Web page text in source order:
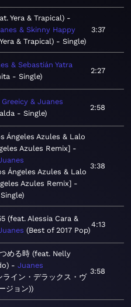
Yera & Trapical)
& Skinny Happy
& Trapical) - Single
3:37
& Sebastián Yatra
- Single
2:27
Greeicy & Juanes
- Single
2:58
Ángeles Azules & Lalo
Azules Remix]
Ángeles Azules & Lalo
Azules Remix] -
Single
3:38
(feat. Alessia Cara &
Best of 2017 Pop
4:13
める時 (feat. Nelly
Juanes
ライン・デラックス・ヴ
ジョン)
3:58